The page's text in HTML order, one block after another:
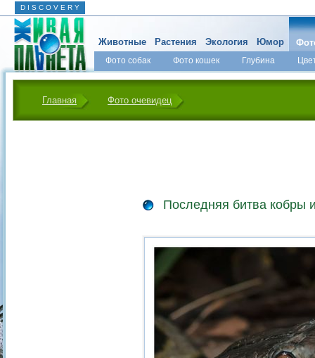
D I S C O V E R Y
Животные Растения Экология Юмор
Фото собак Фото кошек Глубина
Главная Фото очевидец
Последняя битва кобры